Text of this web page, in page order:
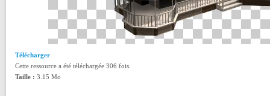
Télécharger
Cette ressource a été téléchargée 306 fois.
Taille : 3.15 Mo